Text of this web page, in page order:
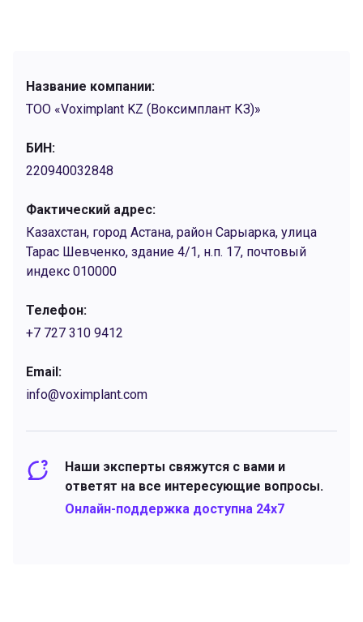
Название компании:
ТОО «Voximplant KZ (Воксимплант КЗ)»
БИН:
220940032848
Фактический адрес:
Казахстан, город Астана, район Сарыарка, улица
Тарас Шевченко, здание 4/1, н.п. 17, почтовый
индекс 010000
Телефон:
+7 727 310 9412
Email:
info@voximplant.com
Наши эксперты свяжутся с вами и
ответят на все интересующие вопросы.
Онлайн-поддержка доступна 24x7